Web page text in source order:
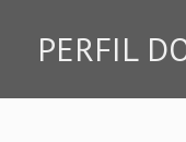
PERFIL